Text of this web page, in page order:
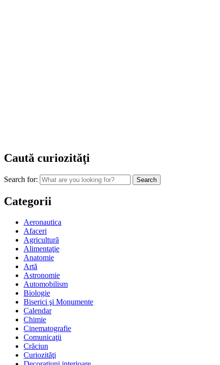
Caută curiozităţi
Search for:
Categorii
Aeronautica
Afaceri
Agricultură
Alimentaţie
Anatomie
Artă
Astronomie
Automobilism
Biologie
Biserici şi Monumente
Calendar
Chimie
Cinematografie
Comunicaţii
Crăciun
Curiozităţi